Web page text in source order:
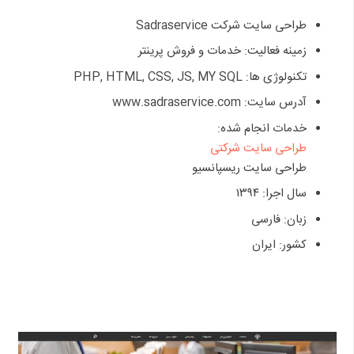
طراحی سایت شرکت Sadraservice
زمینه فعالیت: خدمات و فروش پرینتر
تکنولوژی ها: PHP, HTML, CSS, JS, MY SQL
آدرس سایت: www.sadraservice.com
خدمات انجام شده:
طراحی سایت شرکتی
طراحی سایت ریسپانسیو
سال اجرا: ۱۳۹۴
زبان: فارسی
کشور: ایران